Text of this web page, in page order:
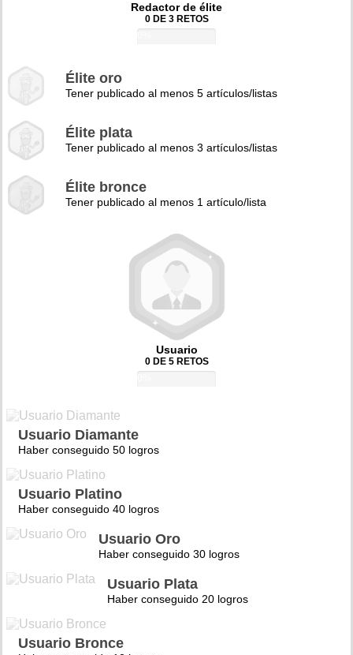
Redactor de élite
0 DE 3 RETOS
Élite oro
Tener publicado al menos 5 artículos/listas
Élite plata
Tener publicado al menos 3 artículos/listas
Élite bronce
Tener publicado al menos 1 artículo/lista
Usuario
0 DE 5 RETOS
Usuario Diamante
Haber conseguido 50 logros
Usuario Platino
Haber conseguido 40 logros
Usuario Oro
Haber conseguido 30 logros
Usuario Plata
Haber conseguido 20 logros
Usuario Bronce